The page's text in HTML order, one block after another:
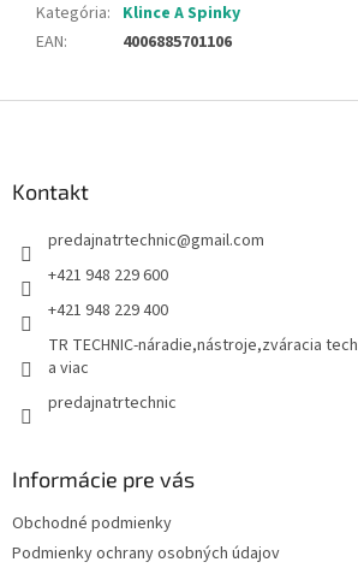
Kategória: Klince A Spinky
EAN: 4006885701106
Kontakt
predajnatrtechnic@gmail.com
+421 948 229 600
+421 948 229 400
TR TECHNIC-náradie,nástroje,zváracia
a viac
predajnatrtechnic
Informácie pre vás
Obchodné podmienky
Podmienky ochrany osobných údajov